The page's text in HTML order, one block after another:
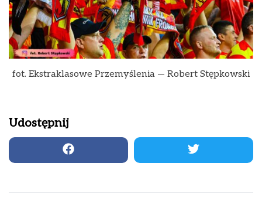
fot. Ekstraklasowe Przemyślenia — Robert Stępkowski
Udostępnij